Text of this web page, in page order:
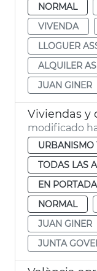
NORMAL
VIVENDA
LLOGUER
ALQUILER
JUAN GINER
modificado
URBANISMO
TODAS LAS
EN PORTADA
NORMAL
JUAN GINER
JUNTA